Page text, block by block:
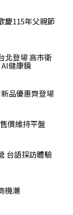
慶115年父親節
北登場 高市衛
健康鏡
品優惠齊登場
價維持平盤
台語採訪體驗
機潮